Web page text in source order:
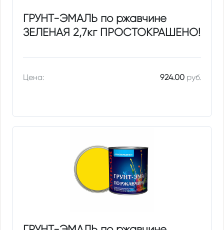
ГРУНТ-ЭМАЛЬ по ржавчине
ЗЕЛЕНАЯ 2,7кг ПРОСТОКРАШЕНО!
Цена: 924.00руб.